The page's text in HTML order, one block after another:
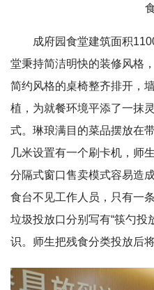
成府园食堂建筑面积
堂秉持简洁明快的装修风格
简约风格的桌椅整齐排开，
植，为就餐环境平添了一抹
式。琳琅满目的菜品摆放在
几米设置有一个刷卡机，师
分隔式窗口售卖模式容易造
食台不见工作人员，只有一
垃圾投放口分别写有“筷勺投
识。师生把残食分类投放后